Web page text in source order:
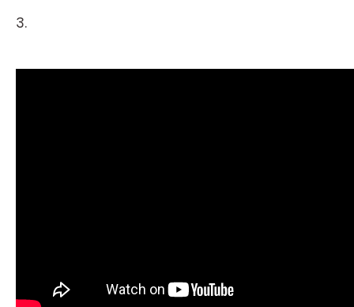
3.